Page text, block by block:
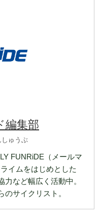
編集部
ゅうぶ
FUNRiDE（メールマ
イムをはじめとした
など幅広く活動中。
のサイクリスト。